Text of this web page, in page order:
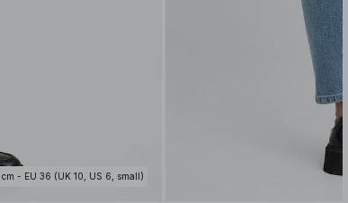
cm - EU 36 (UK 10, US 6, small)